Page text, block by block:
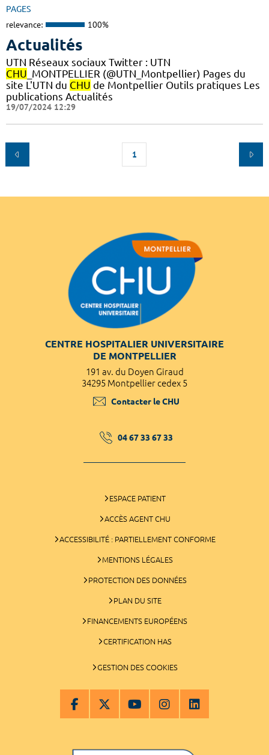
PAGES
relevance: 100%
Actualités
UTN Réseaux sociaux Twitter : UTN
CHU _MONTPELLIER (@UTN_Montpellier) Pages du
site L'UTN du CHU de Montpellier Outils pratiques Les
publications Actualités
19/07/2024 12:29
1
CENTRE HOSPITALIER UNIVERSITAIRE
DE MONTPELLIER
191 av. du Doyen Giraud
34295 Montpellier cedex 5
Contacter le CHU
04 67 33 67 33
ESPACE PATIENT
ACCÈS AGENT CHU
ACCESSIBILITÉ : PARTIELLEMENT CONFORME
MENTIONS LÉGALES
PROTECTION DES DONNÉES
PLAN DU SITE
FINANCEMENTS EUROPÉENS
CERTIFICATION HAS
GESTION DES COOKIES